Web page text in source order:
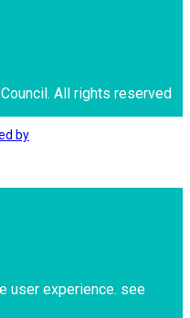
All rights reserved
by
user experience. see